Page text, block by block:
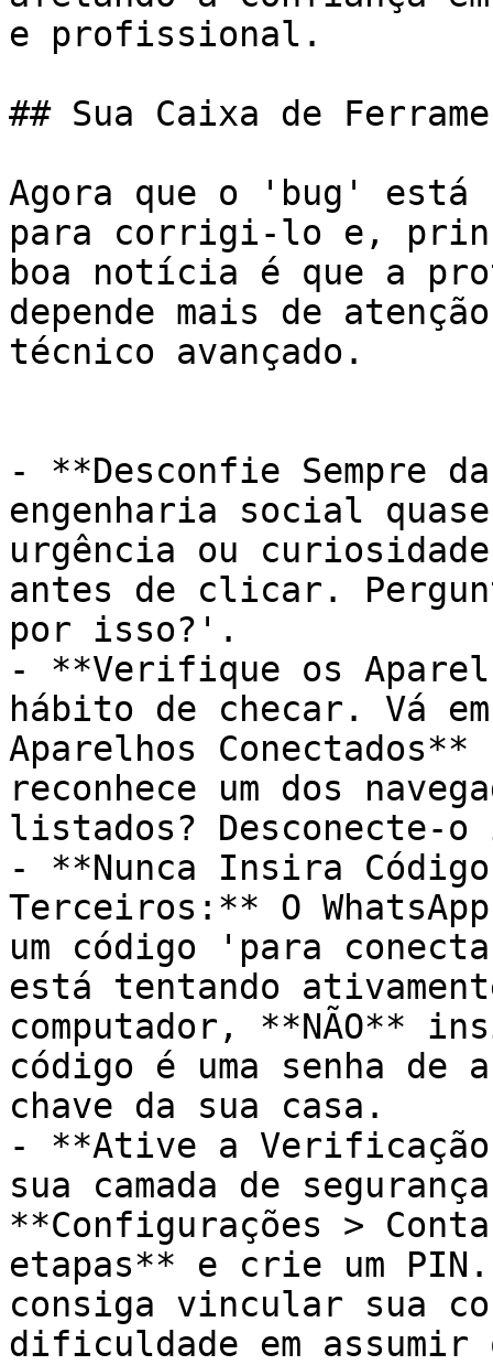
e profissional.
## Sua Caixa de
Agora que o 'bug' está
para corrigi-lo e,
boa notícia é que a
depende mais de
técnico avançado.
- **Desconfie Sempre
engenharia social
urgência ou
antes de clicar.
por isso?'.
- **Verifique os
hábito de checar. Vá
Aparelhos Conectados**
reconhece um dos
listados? Desconecte-o
- **Nunca Insira
Terceiros:** O
um código 'para
está tentando
computador, **NÃO**
código é uma senha de
chave da sua casa.
- **Ative a Verificação
sua camada de
**Configurações >
etapas** e crie um PIN.
consiga vincular sua
dificuldade em